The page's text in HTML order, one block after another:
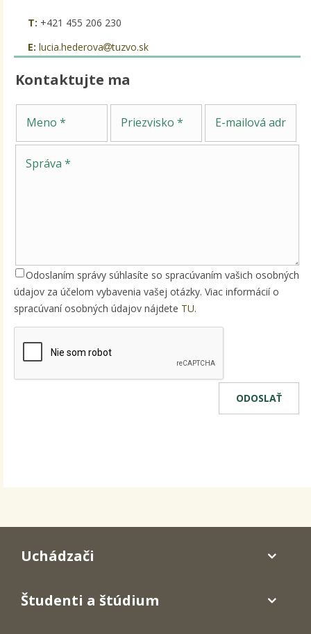
T: +421 455 206 230
E: lucia.hederova tuzvo.sk
Kontaktujte ma
Odoslaním správy súhlasíte so spracúvaním vašich osobných
údajov za účelom vybavenia vašej otázky. Viac informácií o
spracúvaní osobných údajov nájdete TU.
Uchádzači
Študenti a štúdium